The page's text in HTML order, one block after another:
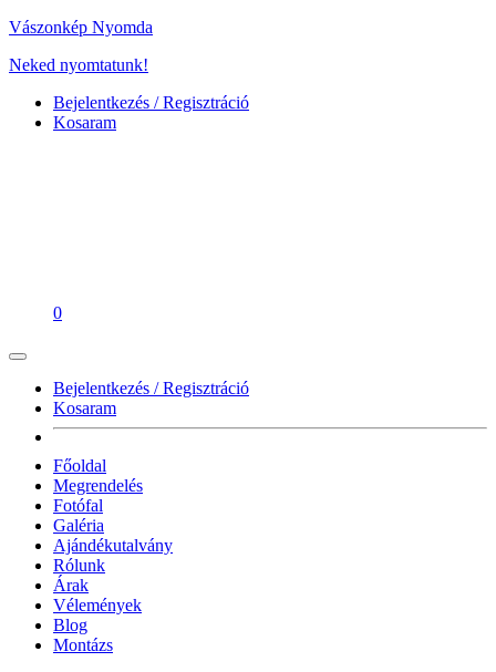
Vászonkép Nyomda
Neked nyomtatunk!
Bejelentkezés / Regisztráció
Kosaram
0
Bejelentkezés / Regisztráció
Kosaram
Főoldal
Megrendelés
Fotófal
Galéria
Ajándékutalvány
Rólunk
Árak
Vélemények
Blog
Montázs